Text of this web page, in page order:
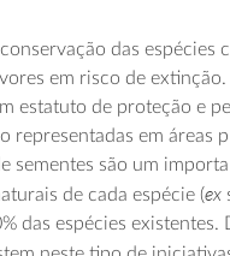
das espécies
em risco de
estatuto de proteção e
representadas em áreas
sementes são um
de cada espécie (ex
das espécies existentes.